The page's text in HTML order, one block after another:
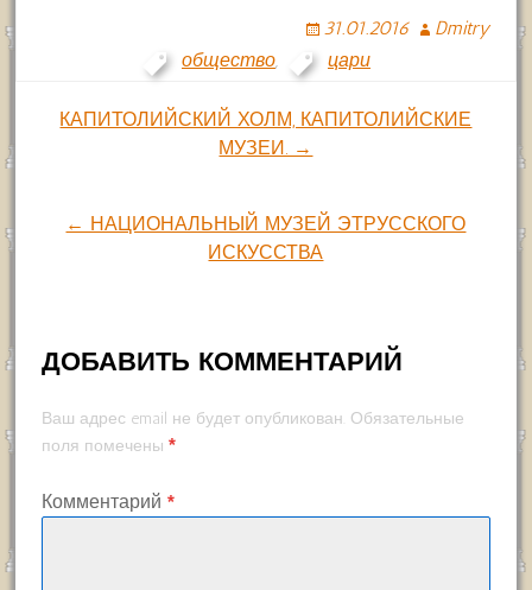
31.01.2016
Dmitry
общество, цари
Навигация
записям
КАПИТОЛИЙСКИЙ ХОЛМ, КАПИТОЛИЙСКИЕ
МУЗЕИ. →
← НАЦИОНАЛЬНЫЙ МУЗЕЙ ЭТРУССКОГО
ИСКУССТВА
ДОБАВИТЬ КОММЕНТАРИЙ
Ваш адрес email не будет опубликован. Обязательные
поля помечены *
Комментарий *